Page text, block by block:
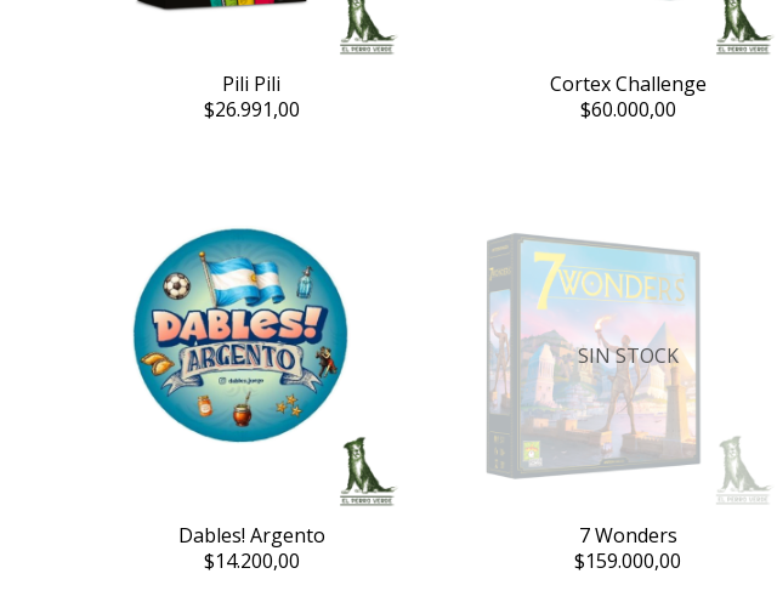
Pili Pili
$26.991,00
Cortex Challenge
$60.000,00
Dables! Argento
$14.200,00
SIN STOCK
7 Wonders
$159.000,00